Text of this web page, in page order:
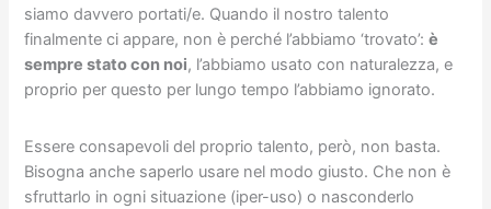
siamo davvero portati/e. Quando il nostro talento
finalmente ci appare, non è perché l’abbiamo ‘trovato’:è
sempre stato con noi, l’abbiamo usato con naturalezza, e
proprio per questo per lungo tempo l’abbiamo ignorato.
Essere consapevoli del proprio talento, però, non basta.
Bisogna anche saperlo usare nel modo giusto. Che non è
sfruttarlo in ogni situazione (iper-uso) o nasconderlo